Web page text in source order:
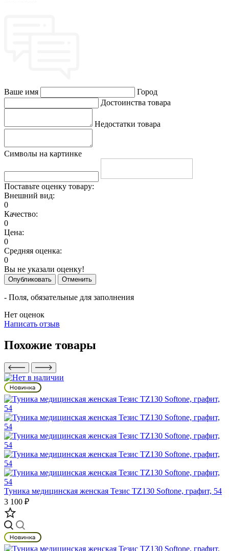
Ваше имя
Город
Достоинства товара
Недостатки товара
Символы на картинке
Поставьте оценку товару:
Внешний вид:
0
Качество:
0
Цена:
0
Средняя оценка:
0
Вы не указали оценку!
Опубликовать Отменить
- Поля, обязательные для заполнения
Нет оценок
Написать отзыв
Похожие товары
Туника медицинская женская Тезис TZ130 Softone, графит, 54
3 100 ₽